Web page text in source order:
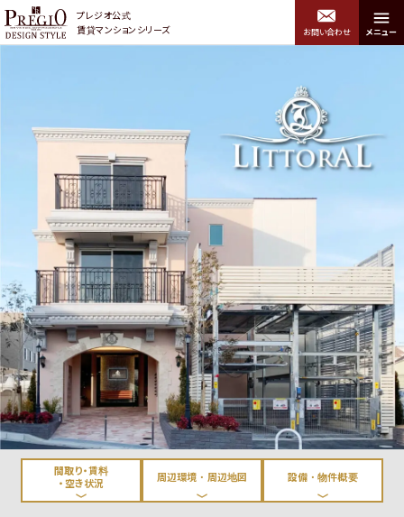
プレジオ公式
賃貸マンションシリーズ
エリアから探す 関西エリア
中央区・浪速区・西区・港
区・大正区・住吉区
北区・福島区・西淀川区
淀川区・東淀川区・吹田
市・豊中市
都島区・旭区・城東区・鶴
見区・東成区
お問い合わせ メニュー
間取り・賃料
・空き状況
周辺環境・周辺地図 設備・物件概要